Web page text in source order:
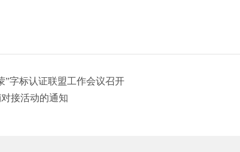
”字标认证联盟工作会议召开
接活动的通知